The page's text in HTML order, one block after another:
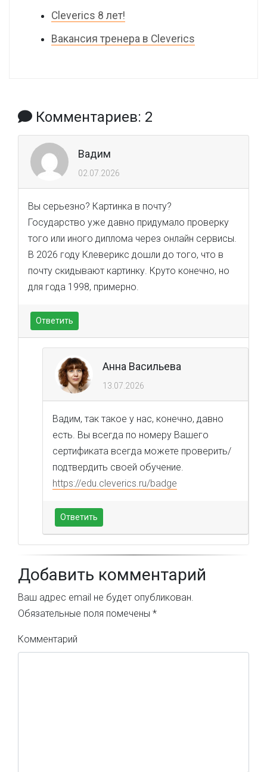
Cleverics 8 лет!
Вакансия тренера в Cleverics
Комментариев: 2
Вадим
02.07.2026
Вы серьезно? Картинка в почту?
Государство уже давно придумало проверку
того или иного диплома через онлайн сервисы.
В 2026 году Клеверикс дошли до того, что в
почту скидывают картинку. Круто конечно, но
для года 1998, примерно.
Ответить
Анна Васильева
13.07.2026
Вадим, так такое у нас, конечно, давно
есть. Вы всегда по номеру Вашего
сертификата всегда можете проверить/
подтвердить своей обучение.
https://edu.cleverics.ru/badge
Ответить
Добавить комментарий
Ваш адрес email не будет опубликован.
Обязательные поля помечены *
Комментарий